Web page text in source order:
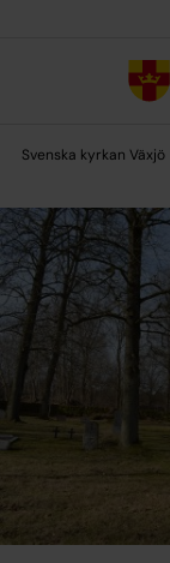
Svenska kyrkan Växjö